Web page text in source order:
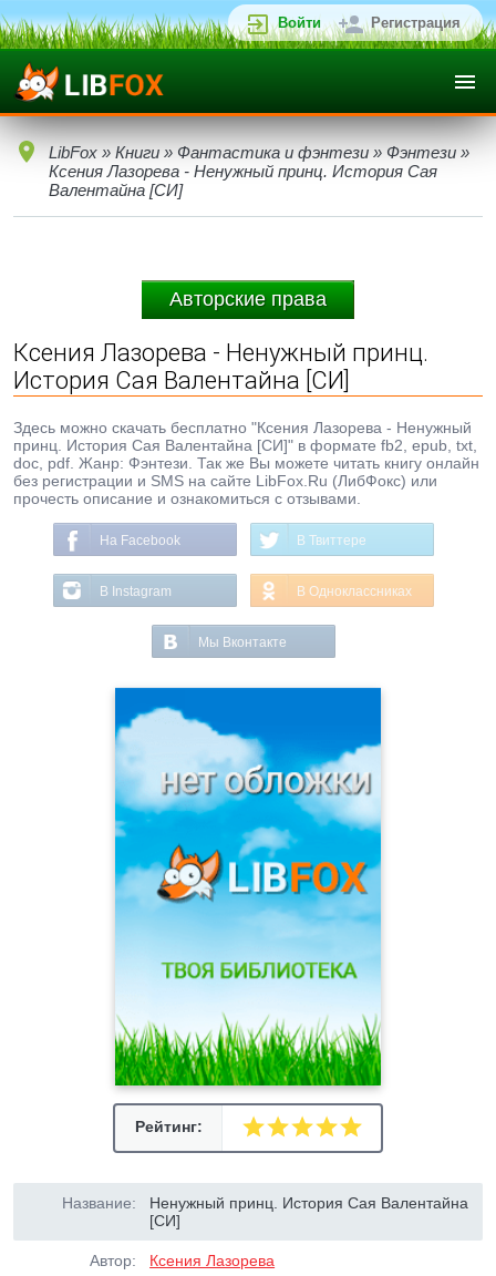
Войти Регистрация
LibFox » Книги » Фантастика и фэнтези » Фэнтези »
Ксения Лазорева - Ненужный принц. История Сая
Валентайна [СИ]
Авторские права
Ксения Лазорева - Ненужный принц.
История Сая Валентайна [СИ]
Здесь можно скачать бесплатно "Ксения Лазорева - Ненужный
принц. История Сая Валентайна [СИ]" в формате fb2, epub, txt,
doc, pdf. Жанр: Фэнтези. Так же Вы можете читать книгу онлайн
без регистрации и SMS на сайте LibFox.Ru (ЛибФокс) или
прочесть описание и ознакомиться с отзывами.
На Facebook В Твиттере
В Instagram В Одноклассниках
Мы Вконтакте
Рейтинг:
Название:
Ненужный принц. История Сая Валентайна
[СИ]
Автор: Ксения Лазорева